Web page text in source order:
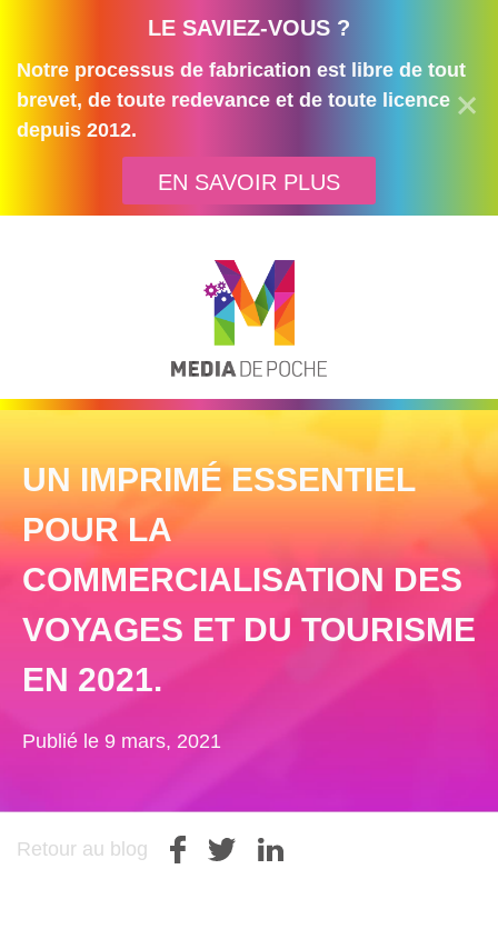
LE SAVIEZ-VOUS ?
Notre processus de fabrication est libre de tout
brevet, de toute redevance et de toute licence
depuis 2012.
EN SAVOIR PLUS
UN IMPRIMÉ ESSENTIEL
POUR LA
COMMERCIALISATION DES
VOYAGES ET DU TOURISME
EN 2021.
Publié le 9 mars, 2021
Retour au blog